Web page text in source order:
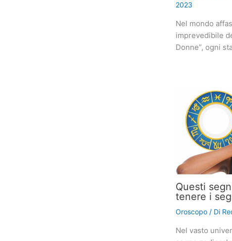
2023
Nel mondo
imprevedibile
Donne”, ogni
Questi
tenere i
Oroscopo/ Di
Nel vasto